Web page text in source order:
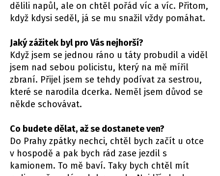
dělili napůl, ale on chtěl pořád víc a víc. Přitom,
když kdysi seděl, já se mu snažil vždy pomáhat.
Jaký zážitek byl pro Vás nejhorší?
Když jsem se jednou ráno u táty probudil a viděl
jsem nad sebou policistu, který na mě mířil
zbraní. Přijel jsem se tehdy podívat za sestrou,
které se narodila dcerka. Neměl jsem důvod se
někde schovávat.
Co budete dělat, až se dostanete ven?
Do Prahy zpátky nechci, chtěl bych začít u otce
v hospodě a pak bych rád zase jezdil s
kamionem. To mě baví. Taky bych chtěl mít